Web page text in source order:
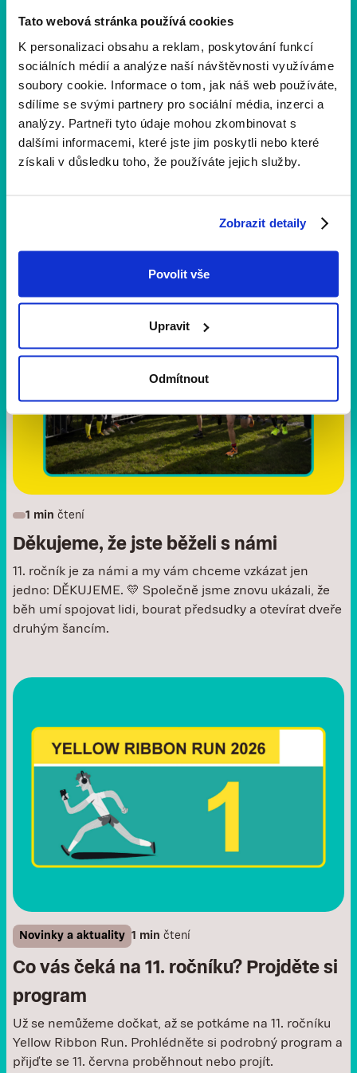
Tato webová stránka používá cookies
K personalizaci obsahu a reklam, poskytování funkcí
sociálních médií a analýze naší návštěvnosti využíváme
soubory cookie. Informace o tom, jak náš web používáte,
sdílíme se svými partnery pro sociální média, inzerci a
analýzy. Partneři tyto údaje mohou zkombinovat s
dalšími informacemi, které jste jim poskytli nebo které
získali v důsledku toho, že používáte jejich služby.
Zobrazit detaily
Povolit vše
Upravit
Odmítnout
Veronika Haláková
Content Marketing
1 min čtení
Děkujeme, že jste běželi s námi
11. ročník je za námi a my vám chceme vzkázat jen
jedno: DĚKUJEME. 💛 Společně jsme znovu ukázali, že
běh umí spojovat lidi, bourat předsudky a otevírat dveře
druhým šancím.
Novinky a aktuality 1 min čtení
Co vás čeká na 11. ročníku? Projděte si
program
Už se nemůžeme dočkat, až se potkáme na 11. ročníku
Yellow Ribbon Run. Prohlédněte si podrobný program a
přijďte se 11. června proběhnout nebo projít.